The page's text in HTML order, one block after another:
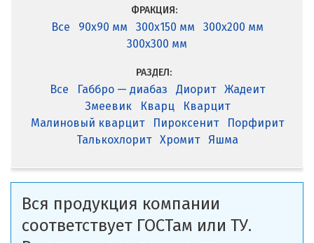
ФРАКЦИЯ:
Все 90x90 мм 300x150 мм
300x200 мм
300x300 мм
РАЗДЕЛ:
Все Габбро — диабаз Диорит
Жадеит
Змеевик
Кварц
Кварцит
Малиновый кварцит
Пироксенит
Порфирит
Талькохлорит
Хромит Яшма
Вся продукция компании
соответствует ГОСТам или ТУ.